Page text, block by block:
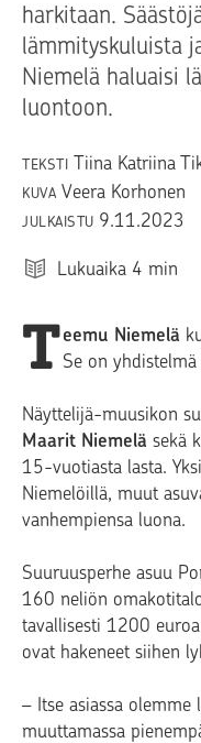
harkitaan.
lämmityskuluista
Niemelä haluaisi
luontoon.
TEKSTI Tiina Katriina
KUVA Veera Korhonen
JULKAISTU 9.11.2023
Lukuaika 4 min
T eemu Niemelä
Se on
Näyttelijä-muusikon
Maarit Niemelä sekä
15-vuotiasta lasta.
Niemelöillä, muut
vanhempiensa luona.
Suuruusperhe asuu
160 neliön
tavallisesti 1200
ovat hakeneet siihen
– Itse asiassa
muuttamassa